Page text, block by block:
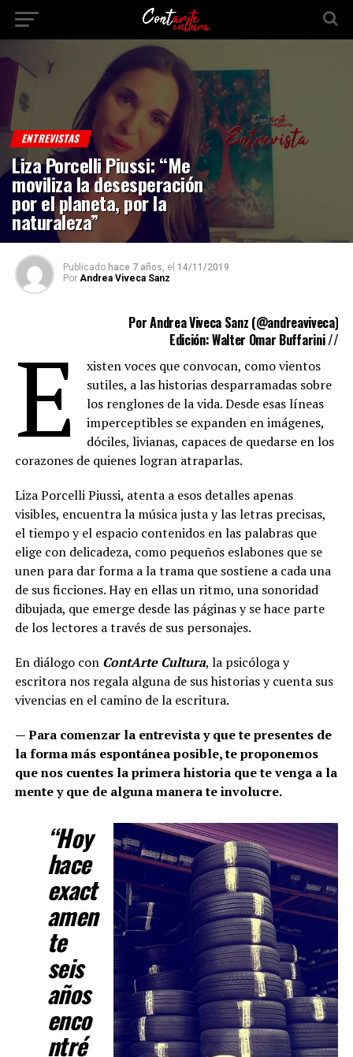
ENTREVISTAS
Liza Porcelli Piussi: “Me
moviliza la desesperación
por el planeta, por la
naturaleza”
Publicado hace 7 años, el 14/11/2019
Por Andrea Viveca Sanz
Por Andrea Viveca Sanz (@andreaviveca)
Edición: Walter Omar Buffarini //
E
xisten voces que convocan, como vientos
sutiles, a las historias desparramadas sobre
los renglones de la vida. Desde esas líneas
imperceptibles se expanden en imágenes,
dóciles, livianas, capaces de quedarse en los
corazones de quienes logran atraparlas.
Liza Porcelli Piussi, atenta a esos detalles apenas
visibles, encuentra la música justa y las letras precisas,
el tiempo y el espacio contenidos en las palabras que
elige con delicadeza, como pequeños eslabones que se
unen para dar forma a la trama que sostiene a cada una
de sus ficciones. Hay en ellas un ritmo, una sonoridad
dibujada, que emerge desde las páginas y se hace parte
de los lectores a través de sus personajes.
En diálogo con ContArte Cultura, la psicóloga y
escritora nos regala alguna de sus historias y cuenta sus
vivencias en el camino de la escritura.
— Para comenzar la entrevista y que te presentes de
la forma más espontánea posible, te proponemos
que nos cuentes la primera historia que te venga a la
mente y que de alguna manera te involucre.
“Hoy
hace
exact
amen
te
seis
años
enco
ntré